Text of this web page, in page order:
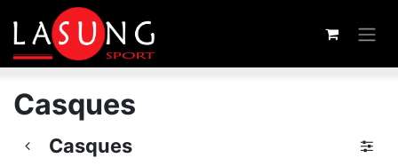
Skip to Content
Casques
Casques